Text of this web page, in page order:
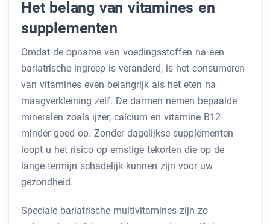
Het belang van vitamines en
supplementen
Omdat de opname van voedingsstoffen na een
bariatrische ingreep is veranderd, is het consumeren
van vitamines even belangrijk als het eten na
maagverkleining zelf. De darmen nemen bepaalde
mineralen zoals ijzer, calcium en vitamine B12
minder goed op. Zonder dagelijkse supplementen
loopt u het risico op ernstige tekorten die op de
lange termijn schadelijk kunnen zijn voor uw
gezondheid.
Speciale bariatrische multivitamines zijn zo